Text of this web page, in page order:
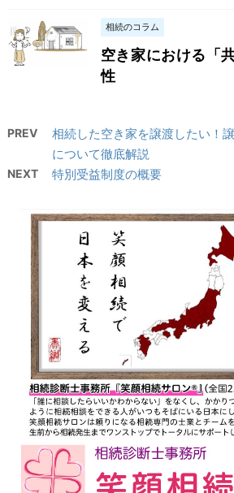
相続のコラム
空き家における「
性
PREV
相続した空き家を譲渡したい！
について徹底解説
NEXT 特別受益制度の概要